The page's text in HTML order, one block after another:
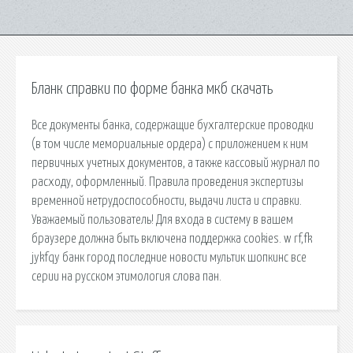
Бланк справки по форме банка мкб скачать
Все документы банка, содержащие бухгалтерские проводки
(в том числе мемориальные ордера) с приложением к ним
первичных учетных документов, а также кассовый журнал по
расходу, оформленный. Правила проведения экспертизы
временной нетрудоспособности, выдачи листа и справки.
Уважаемый пользователь! Для входа в систему в вашем
браузере должна быть включена поддержка cookies. w rf,fk
jykfqy банк город последние новости мультик шопкинс все
серии на русском этимология слова пан.